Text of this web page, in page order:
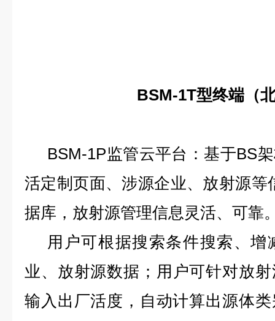
BSM-1T型终端（
BSM-1P监管云平台：基于BS
活定制页面、涉源企业、放射源等
据库，放射源管理信息灵活、可靠
用户可根据搜索条件搜索、增
业、放射源数据 ； 用户可针对放
输入出厂活度，自动计算出源体